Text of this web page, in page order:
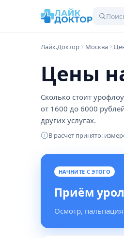
Лайк.Доктор Москва
Цены
Сколько стоит
от 1600 до 6000
других услугах.
В расчет принято:
НАЧНИТЕ С ЭТОГО
Приём
Осмотр,